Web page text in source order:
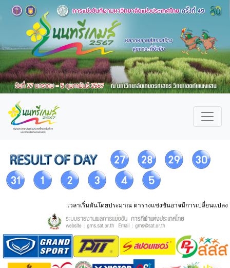
เวลาเริ่มตันโดยประมาณ ตารางแข่งขันอาจมีการเปลี่ยนแปลง